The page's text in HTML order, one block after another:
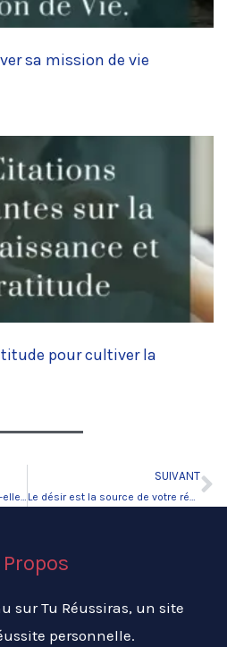
sa mission de vie
pour cultiver la
Pourquoi la lecture rapide est-elle indispensable
SUIVANT
Le désir est la source de votre réussite.
Propos
sur Tu Réussiras, un site
personnelle.